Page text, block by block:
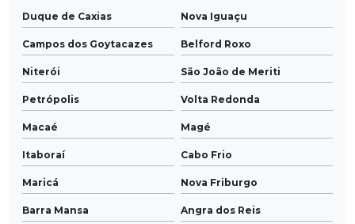
Duque de Caxias Nova Iguaçu
Campos dos Goytacazes Belford Roxo
Niterói São João de Meriti
Petrópolis Volta Redonda
Macaé Magé
Itaboraí Cabo Frio
Maricá Nova Friburgo
Barra Mansa Angra dos Reis